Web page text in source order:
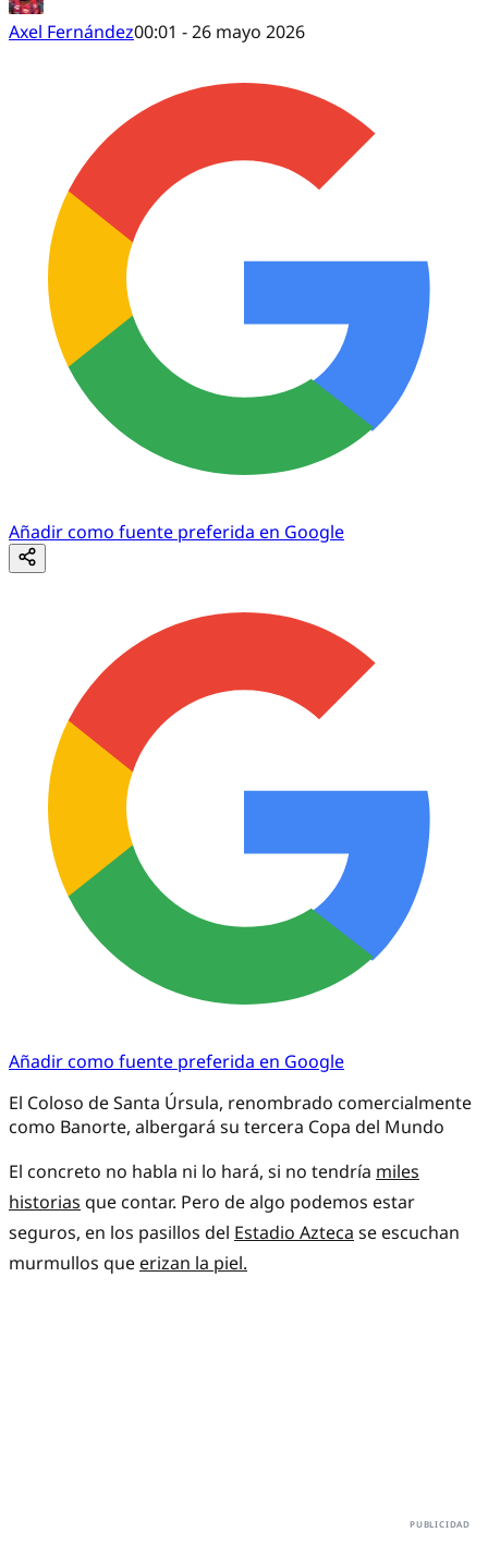
Axel Fernández00:01 - 26 mayo 2026
Añadir como fuente preferida en Google
Añadir como fuente preferida en Google
El Coloso de Santa Úrsula, renombrado comercialmente
como Banorte, albergará su tercera Copa del Mundo
El concreto no habla ni lo hará, si no tendría miles
historias que contar. Pero de algo podemos estar
seguros, en los pasillos del Estadio Azteca se escuchan
murmullos que erizan la piel.